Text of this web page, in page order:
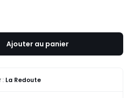
Ajouter au panier
: La Redoute